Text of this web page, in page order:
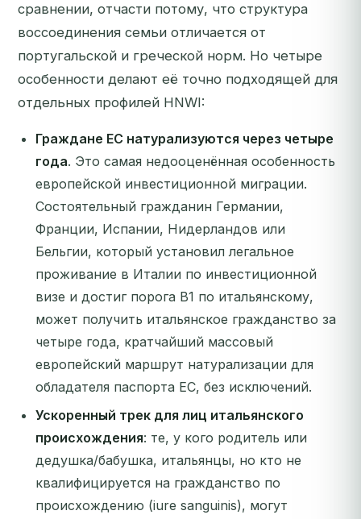
сравнении, отчасти потому, что структура
воссоединения семьи отличается от
португальской и греческой норм. Но четыре
особенности делают её точно подходящей для
отдельных профилей HNWI:
Граждане ЕС натурализуются через четыре
года. Это самая недооценённая особенность
европейской инвестиционной миграции.
Состоятельный гражданин Германии,
Франции, Испании, Нидерландов или
Бельгии, который установил легальное
проживание в Италии по инвестиционной
визе и достиг порога B1 по итальянскому,
может получить итальянское гражданство за
четыре года, кратчайший массовый
европейский маршрут натурализации для
обладателя паспорта ЕС, без исключений.
Ускоренный трек для лиц итальянского
происхождения: те, у кого родитель или
дедушка/бабушка, итальянцы, но кто не
квалифицируется на гражданство по
происхождению (iure sanguinis), могут